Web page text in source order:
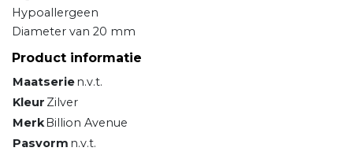
Hypoallergeen
Diameter van 20 mm
Product informatie
Maatserien.v.t.
Kleur Zilver
MerkBillion Avenue
Pasvorm n.v.t.